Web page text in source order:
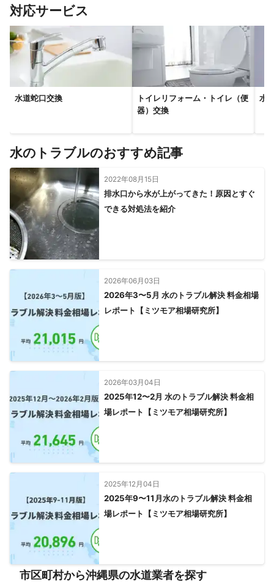
対応サービス
水道蛇口交換
トイレリフォーム・トイレ（便
器）交換
水
水のトラブルのおすすめ記事
2022年08月15日
排水口から水が上がってきた！原因とすぐ
できる対処法を紹介
2026年06月03日
2026年3〜5月 水のトラブル解決 料金相場
レポート【ミツモア相場研究所】
2026年03月04日
2025年12〜2月 水のトラブル解決 料金相
場レポート【ミツモア相場研究所】
2025年12月04日
2025年9〜11月水のトラブル解決 料金相
場レポート【ミツモア相場研究所】
市区町村から沖縄県の水道業者を探す